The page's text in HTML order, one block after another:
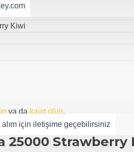
için iletişime geçebilirsiniz
ya da kayıt olun.
25000 Strawberry